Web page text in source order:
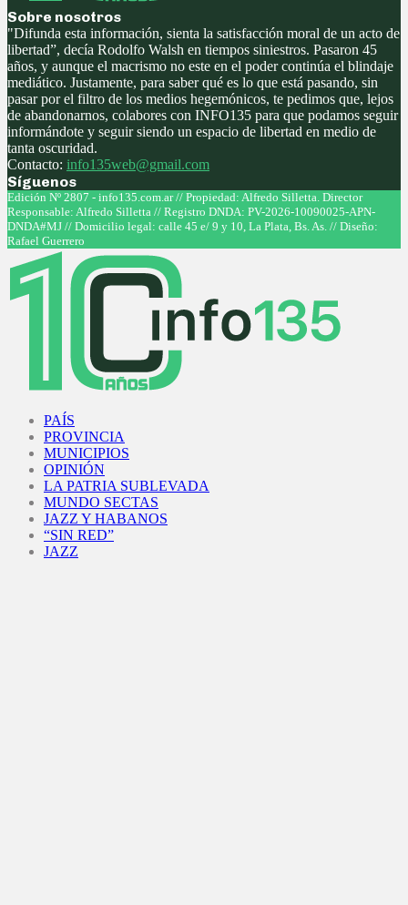
Sobre nosotros
"Difunda esta información, sienta la satisfacción moral de un acto de
libertad”, decía Rodolfo Walsh en tiempos siniestros. Pasaron 45
años, y aunque el macrismo no este en el poder continúa el blindaje
mediático. Justamente, para saber qué es lo que está pasando, sin
pasar por el filtro de los medios hegemónicos, te pedimos que, lejos
de abandonarnos, colabores con INFO135 para que podamos seguir
informándote y seguir siendo un espacio de libertad en medio de
tanta oscuridad.
Contacto: info135web@gmail.com
Síguenos
Facebook
Twitter
Instagram
Youtube
Edición Nº 2807 - info135.com.ar // Propiedad: Alfredo Silletta. Director
Responsable: Alfredo Silletta // Registro DNDA: PV-2026-10090025-APN-
DNDA#MJ // Domicilio legal: calle 45 e/ 9 y 10, La Plata, Bs. As. // Diseño:
Rafael Guerrero
PAÍS
PROVINCIA
MUNICIPIOS
OPINIÓN
LA PATRIA SUBLEVADA
MUNDO SECTAS
JAZZ Y HABANOS
“SIN RED”
JAZZ